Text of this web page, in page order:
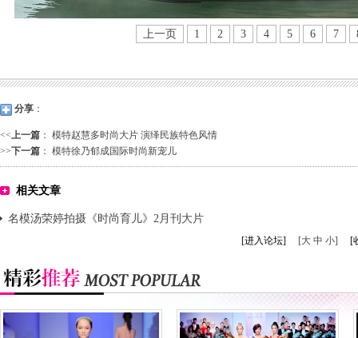
上一页 1 2 3 4 5 6 7
分享 ：
<<上一篇 ： 模特赵慧多时尚大片 演绎民族特色风情
>>下一篇 ： 模特徐乃郁成国际时尚新宠儿
相关文章
名模汤荣婷拍摄《时尚育儿》2月刊大片
[进入论坛] [大 中 小] [